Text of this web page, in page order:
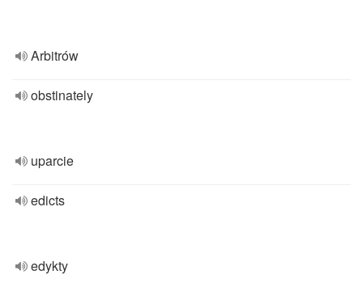
Arbitrów
obstinately
uparcie
edicts
edykty